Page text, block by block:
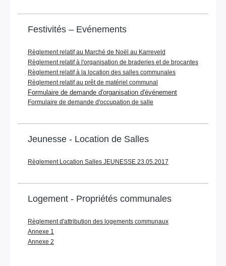
Festivités – Evénements
Règlement relatif au Marché de Noël au Karreveld
Règlement relatif à l'organisation de braderies et de brocantes
Règlement relatif à la location des salles communales
Règlement relatif au prêt de matériel communal
Formulaire de demande d'organisation d'événement
Formulaire de demande d'occupation de salle
Jeunesse - Location de Salles
Règlement Location Salles JEUNESSE 23.05.2017
Logement - Propriétés communales
Règlement d'attribution des logements communaux
Annexe 1
Annexe 2